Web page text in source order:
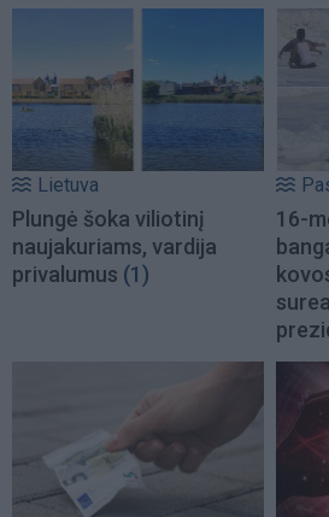
Lietuva
Plungė šoka viliotinį
naujakuriams, vardija
privalumus (1)
16-